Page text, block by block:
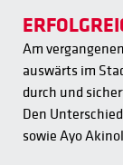
Am
auswärts im
durch und
Den
sowie Ayo